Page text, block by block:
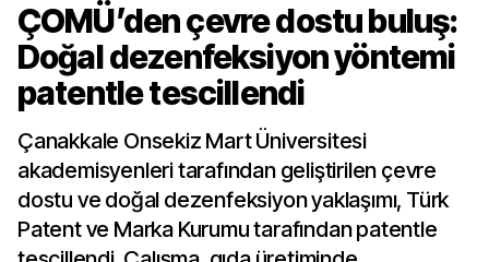
ÇOMÜ’den çevre dostu buluş:
Doğal dezenfeksiyon yöntemi
patentle tescillendi
Çanakkale Onsekiz Mart Üniversitesi
akademisyenleri tarafından geliştirilen çevre
dostu ve doğal dezenfeksiyon yaklaşımı, Türk
Patent ve Marka Kurumu tarafından patentle